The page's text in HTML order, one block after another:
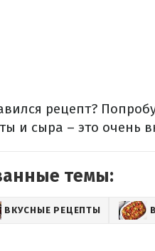
рецепт?
и сыра – это очень
темы:
ВКУСНЫЕ РЕЦЕПТЫ